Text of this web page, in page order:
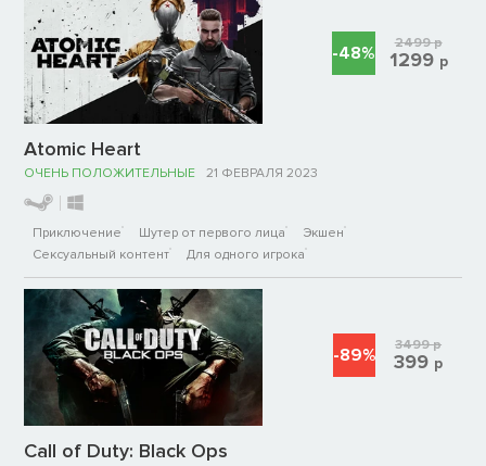
Atomic Heart
ОЧЕНЬ ПОЛОЖИТЕЛЬНЫЕ 21 ФЕВРАЛЯ 2023
Приключение Шутер от первого лица
Экшен
Сексуальный контент
Для одного игрока
-48% 2499р
1299 р
Call of Duty: Black Ops
-89% 3499р
399 р